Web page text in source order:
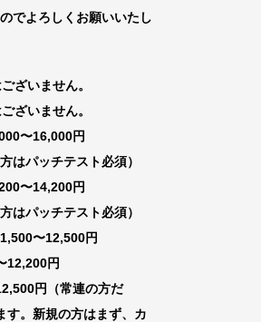
でよろしくお願いいたし
ざいません。
ざいません。
〜16,000円
はパッチテスト必須）
〜14,200円
はパッチテスト必須）
〜12,500円
12,200円
円（常連の方だ
す。新規の方はまず、カ